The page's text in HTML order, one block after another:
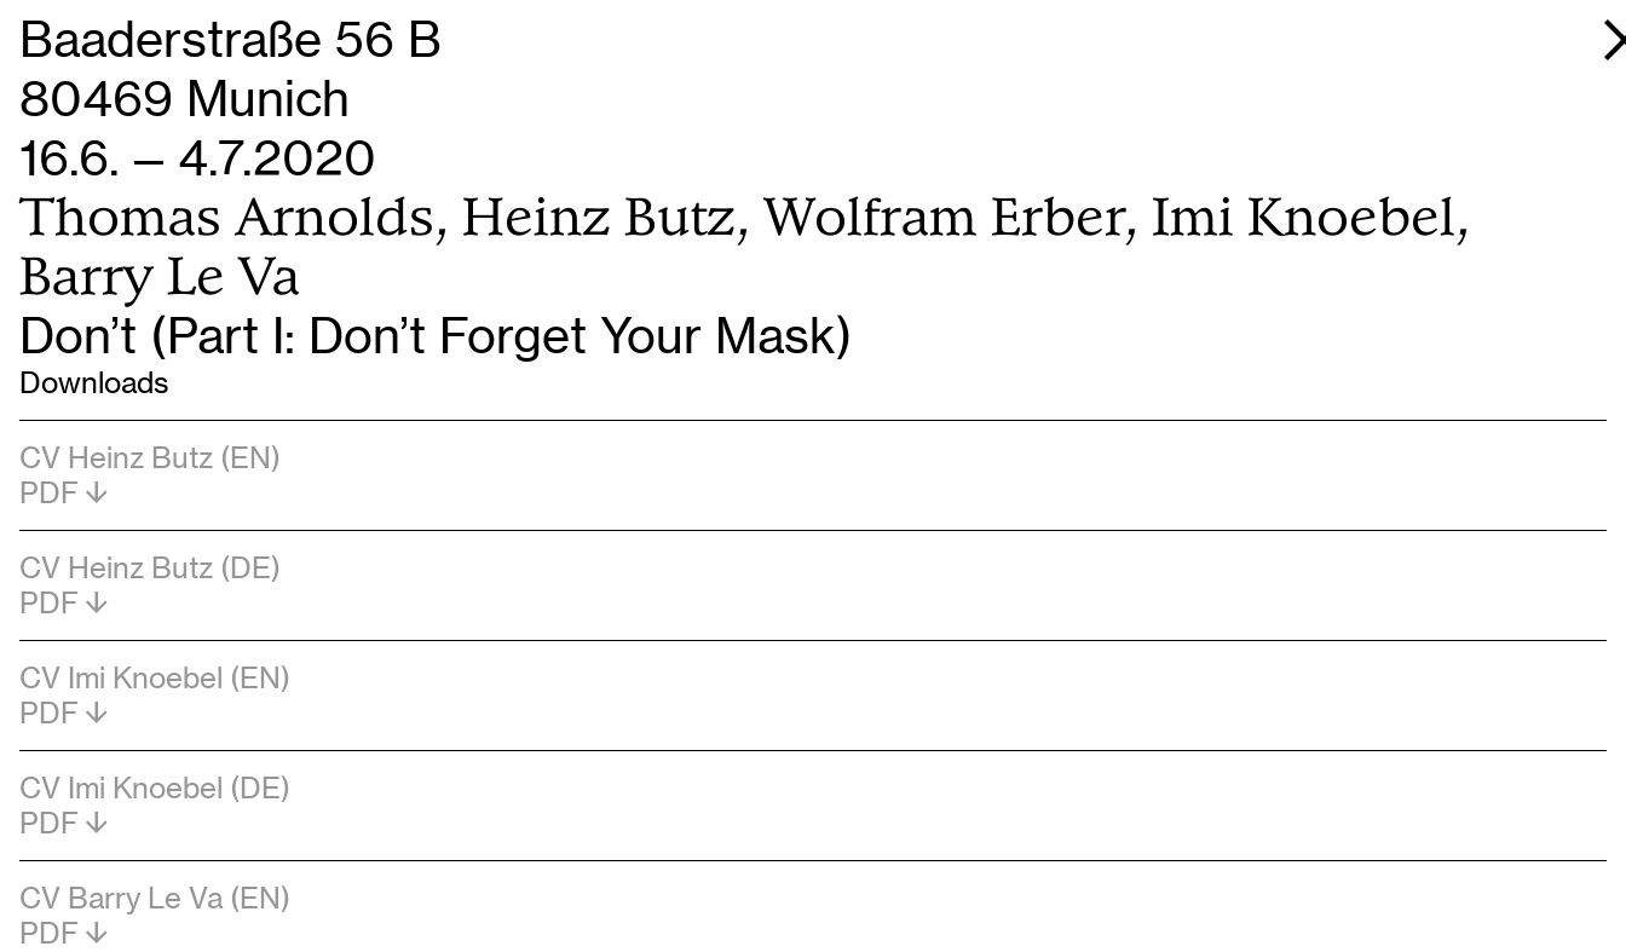
Baaderstraße 56 B
80469 Munich
16.6. — 4.7.2020
Thomas Arnolds, Heinz Butz, Wolfram Erber, Imi Knoebel,
Barry Le Va
Don’t (Part I: Don’t Forget Your Mask)
Downloads
CV Heinz Butz (EN)
PDF
CV Heinz Butz (DE)
PDF
CV Imi Knoebel (EN)
PDF
CV Imi Knoebel (DE)
PDF
CV Barry Le Va (EN)
PDF